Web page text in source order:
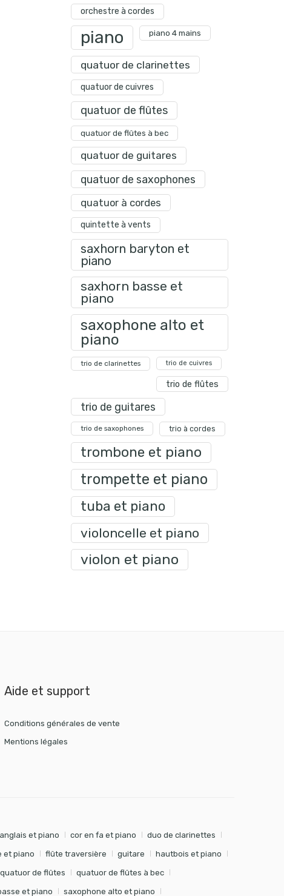
orchestre à cordes
piano piano 4 mains
quatuor de clarinettes
quatuor de cuivres
quatuor de flûtes
quatuor de flûtes à bec
quatuor de guitares
quatuor de saxophones
quatuor à cordes
quintette à vents
saxhorn baryton et
piano
saxhorn basse et
piano
saxophone alto et
piano
trio de clarinettes trio de cuivres
trio de flûtes
trio de guitares
trio de saxophones trio à cordes
trombone et piano
trompette et piano
tuba et piano
violoncelle et piano
violon et piano
Aide et support
Conditions générales de vente
Mentions légales
et piano cor en fa et piano duo de clarinettes
et piano flûte traversière guitare hautbois et piano
quatuor de flûtes quatuor de flûtes à bec
et piano saxophone alto et piano